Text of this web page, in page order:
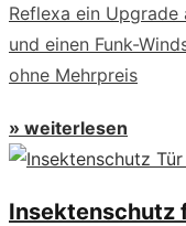
Reflexa ein
und einen Funk-
ohne Mehrpreis
» weiterlesen
Insektenschutz